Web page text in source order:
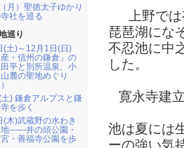
上野では
琵琶湖にな
不忍池に中
した。
寛永寺建
池は夏には
ーの強い気
月）聖徳太子ゆかり
社を巡る
巡り
(土)～12月1日(日)
産・信州の鎌倉」の
平と別所温泉、小
麓の聖地めぐり
) 鎌倉アルプスと鎌
を歩く
(木)武蔵野の水わき
――井の頭公園・
・善福寺公園を歩